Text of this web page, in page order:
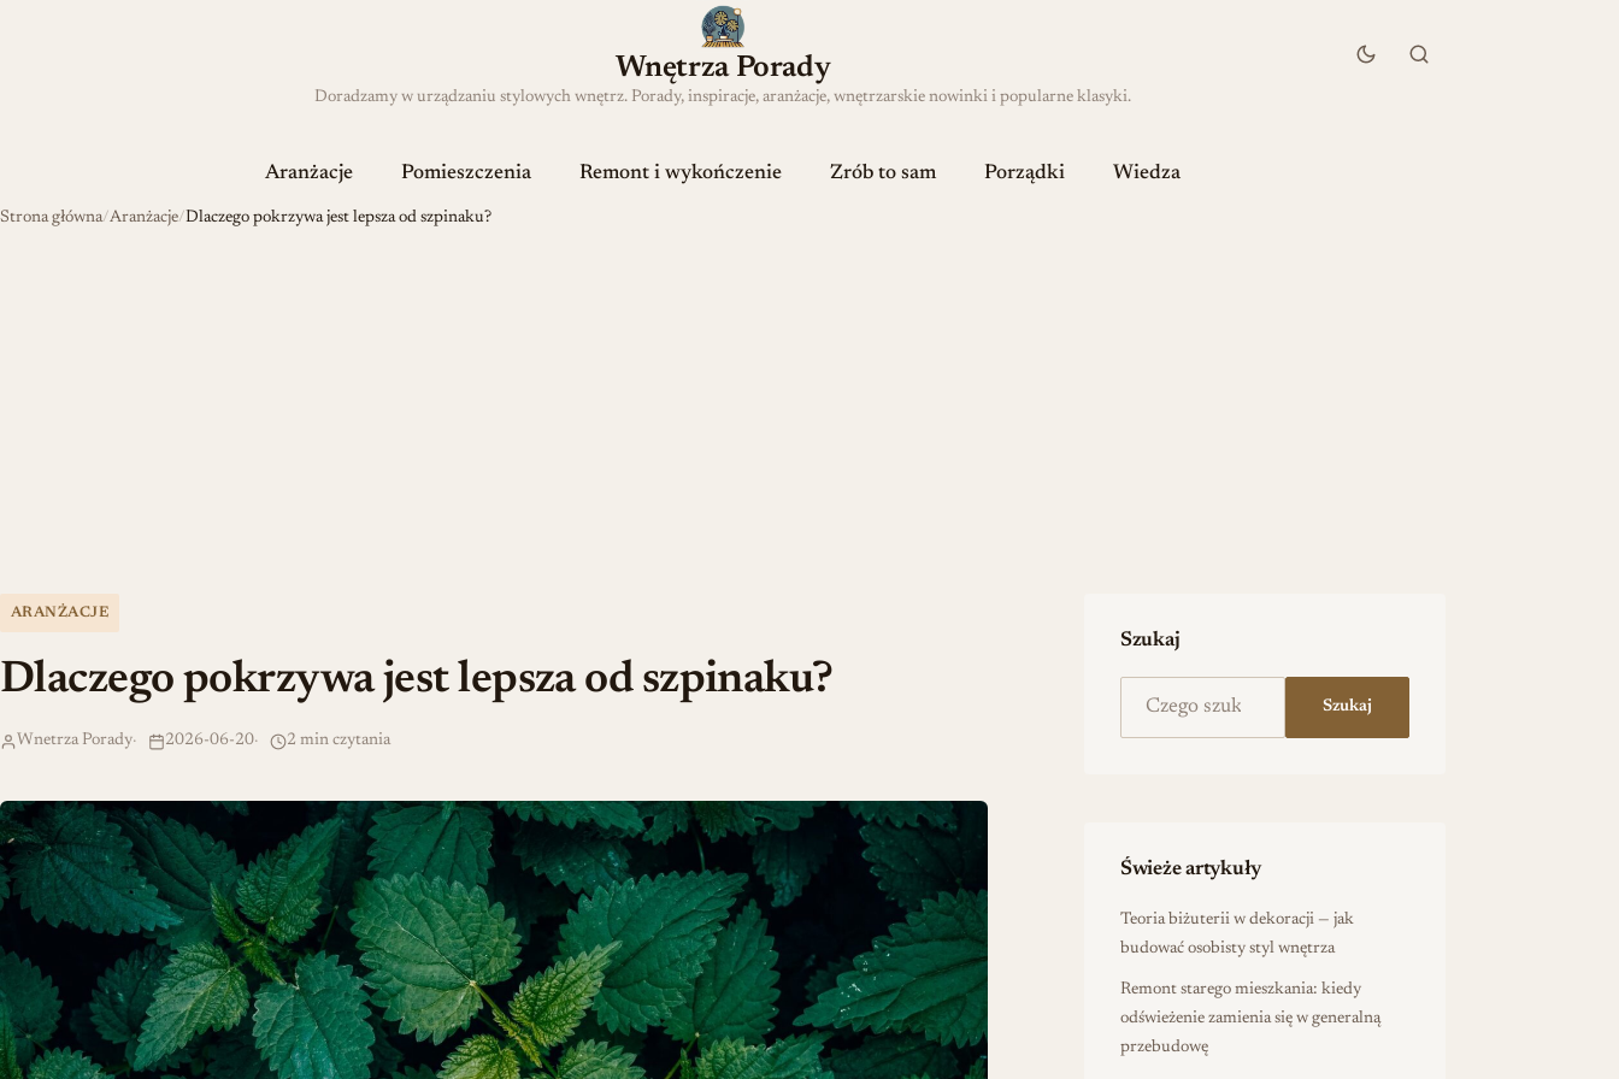
Wnętrza Porady
Doradzamy w urządzaniu stylowych wnętrz. Porady, inspiracje, aranżacje, wnętrzarskie nowinki i popularne klasyki.
Aranżacje Pomieszczenia Remont i wykończenie Zrób to sam Porządki Wiedza
Strona główna Aranżacje Dlaczego pokrzywa jest lepsza od szpinaku?
ARANŻACJE
Dlaczego pokrzywa jest lepsza od szpinaku?
Wnetrza Porady 2026-06-20 2 min czytania
Szukaj
Szukaj
Świeże artykuły
Teoria biżuterii w dekoracji — jak
budować osobisty styl wnętrza
Remont starego mieszkania: kiedy
odświeżenie zamienia się w generalną
przebudowę